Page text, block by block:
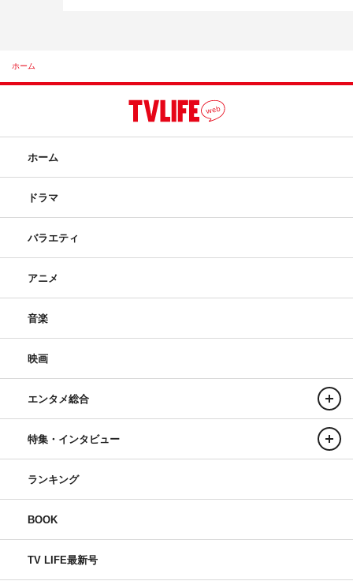
ホーム
ホーム
ドラマ
バラエティ
アニメ
音楽
映画
エンタメ総合
特集・インタビュー
ランキング
BOOK
TV LIFE最新号